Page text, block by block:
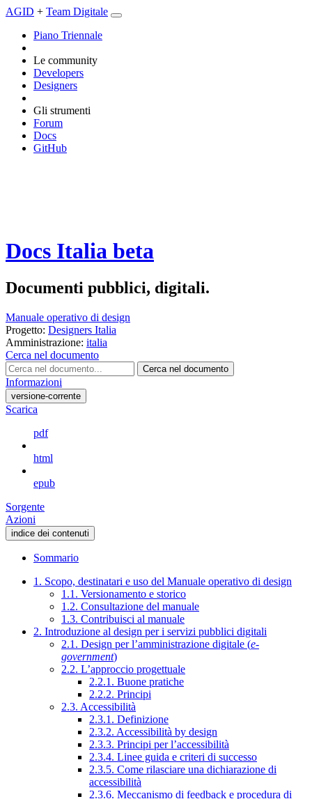
AGID + Team Digitale
Piano Triennale
Le community
Developers
Designers
Gli strumenti
Forum
Docs
GitHub
Docs Italia beta
Documenti pubblici, digitali.
Manuale operativo di design
Progetto: Designers Italia
Amministrazione: italia
Cerca nel documento
Cerca nel documento
Informazioni
versione-corrente
Scarica
pdf
html
epub
Sorgente
Azioni
indice dei contenuti
Sommario
1. Scopo, destinatari e uso del Manuale operativo di design
1.1. Versionamento e storico
1.2. Consultazione del manuale
1.3. Contribuisci al manuale
2. Introduzione al design per i servizi pubblici digitali
2.1. Design per l’amministrazione digitale (e-
government)
2.2. L’approccio progettuale
2.2.1. Buone pratiche
2.2.2. Principi
2.3. Accessibilità
2.3.1. Definizione
2.3.2. Accessibilità by design
2.3.3. Principi per l’accessibilità
2.3.4. Linee guida e criteri di successo
2.3.5. Come rilasciare una dichiarazione di
accessibilità
2.3.6. Meccanismo di feedback e procedura di